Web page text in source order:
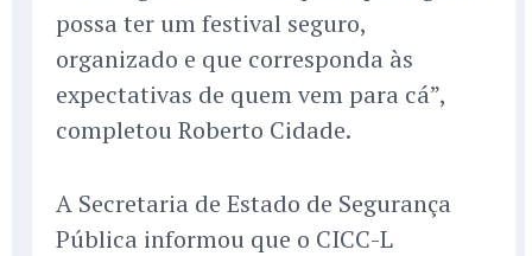
possa ter um festival seguro,
organizado e que corresponda às
expectativas de quem vem para cá”,
completou Roberto Cidade.
A Secretaria de Estado de Segurança
Pública informou que o CICC-L